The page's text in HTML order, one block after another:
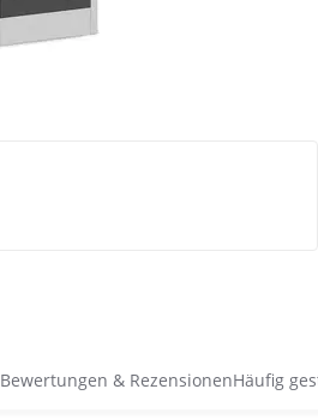
Bewertungen & RezensionenHäufig